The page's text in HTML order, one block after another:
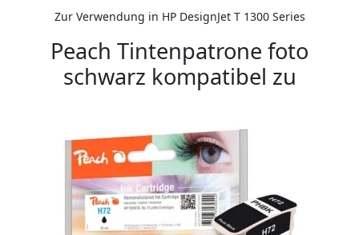
Zur Verwendung in HP DesignJet T 1300 Series
Peach Tintenpatrone foto
schwarz kompatibel zu